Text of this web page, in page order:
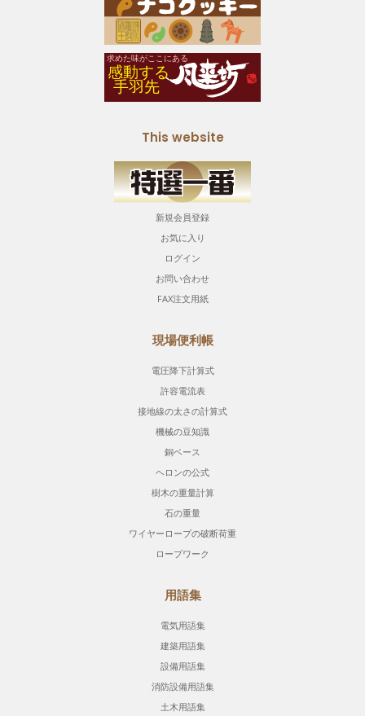
This website
新規会員登録
お気に入り
ログイン
お問い合わせ
FAX注文用紙
現場便利帳
電圧降下計算式
許容電流表
接地線の太さの計算式
機械の豆知識
銅ベース
ヘロンの公式
樹木の重量計算
石の重量
ワイヤーロープの破断荷重
ロープワーク
用語集
電気用語集
建築用語集
設備用語集
消防設備用語集
土木用語集